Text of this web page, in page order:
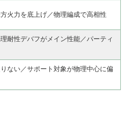
火力を底上げ／物理編成で高相性
耐性デバフがメイン性能／パーティ
ない／サポート対象が物理中心に偏